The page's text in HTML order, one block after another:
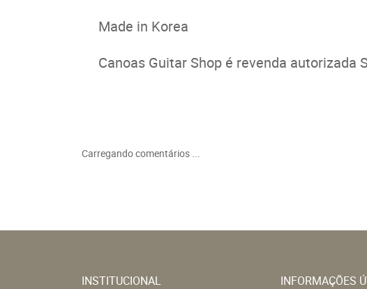
Made in Korea
Canoas Guitar Shop é revenda autorizada
Carregando comentários ...
INSTITUCIONAL INFORMAÇÕES